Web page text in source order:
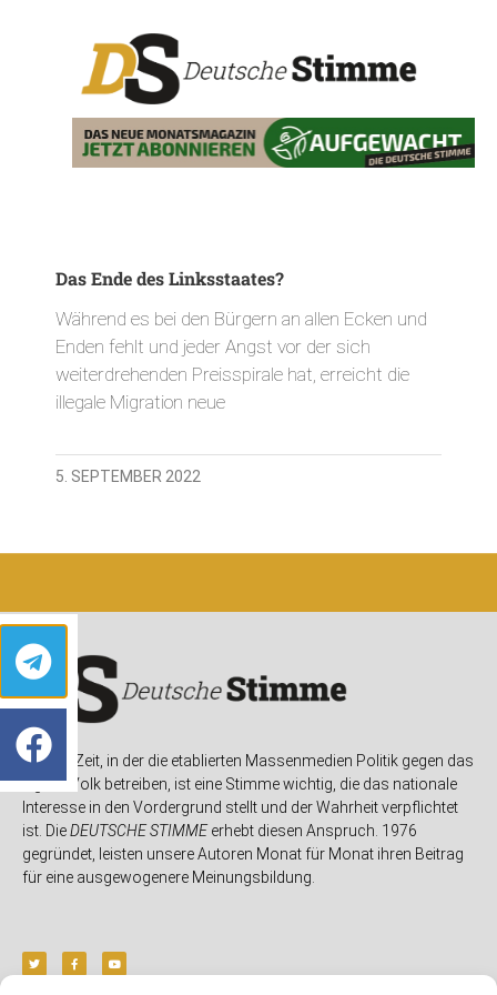
Das Ende des Linksstaates?
Während es bei den Bürgern an allen Ecken und
Enden fehlt und jeder Angst vor der sich
weiterdrehenden Preisspirale hat, erreicht die
illegale Migration neue
5. SEPTEMBER 2022
In einer Zeit, in der die etablierten Massenmedien Politik gegen das
eigene Volk betreiben, ist eine Stimme wichtig, die das nationale
Interesse in den Vordergrund stellt und der Wahrheit verpflichtet
ist. DieDEUTSCHE STIMMEerhebt diesen Anspruch. 1976
gegründet, leisten unsere Autoren Monat für Monat ihren Beitrag
für eine ausgewogenere Meinungsbildung.